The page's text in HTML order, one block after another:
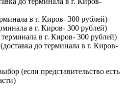
в г. Киров- 300 рублей)
в г. Киров- 300 рублей)
в г. Киров- 300 рублей)
до терминала в г. Киров-
(если представительство есть